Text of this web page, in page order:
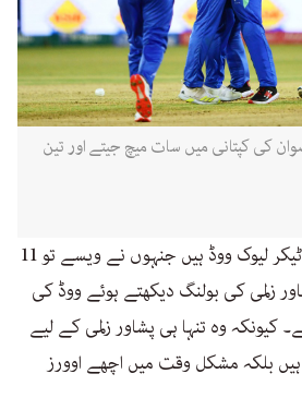
کی کپتانی میں سات میچ جیتے اور تین
پشاور زلمی کے ٹاپ وکٹ ٹیکر لیوک ووڈ ہیں جنہوں نے ویسے تو 11
زلمی کی بولنگ دیکھتے ہوئے ووڈ کی
کیونکہ وہ تنہا ہی پشاور زلمی کے لیے
بلکہ مشکل وقت میں اچھے اوورز